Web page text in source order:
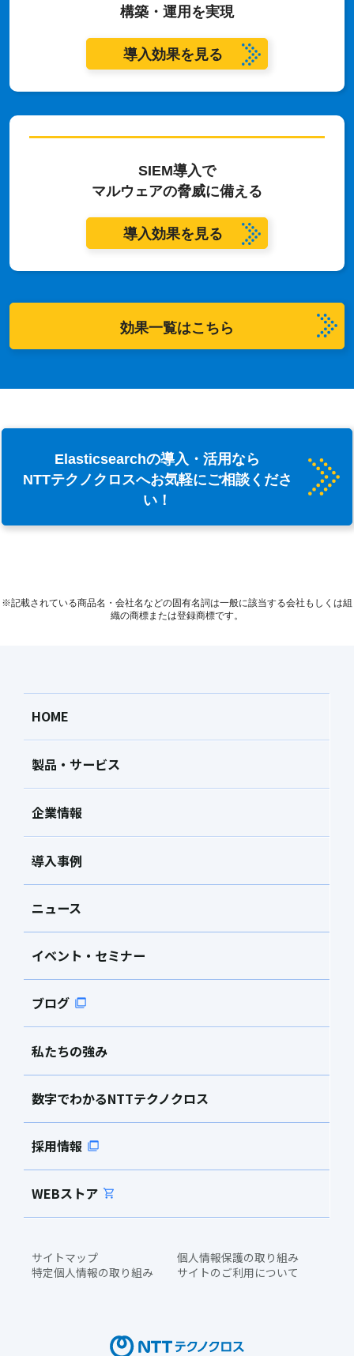
構築・運用を実現
導入効果を見る
SIEM導入で
マルウェアの脅威に備える
導入効果を見る
効果一覧はこちら
Elasticsearchの導入・活用なら
NTTテクノクロスへお気軽にご相談くださ
い！
※記載されている商品名・会社名などの固有名詞は一般に該当する会社もしくは組
織の商標または登録商標です。
HOME
製品・サービス
企業情報
導入事例
ニュース
イベント・セミナー
ブログ
私たちの強み
数字でわかるNTTテクノクロス
採用情報
WEBストア
サイトマップ
個人情報保護の取り組み
特定個人情報の取り組み
サイトのご利用について